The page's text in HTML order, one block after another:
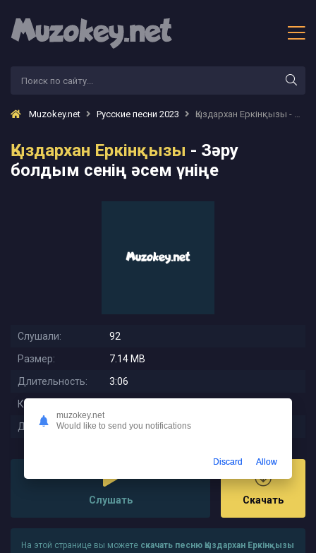
Muzokey.net Русские песни 2023 Қыздархан Еркінқызы - Зәру болдым сенің әсем үніңе
Қыздархан Еркінқызы - Зәру
болдым сенің әсем үніңе
Слушали:
92
Размер:
7.14 MB
Длительность:
3:06
Качество:
Дата релиза:
2025-09-24 06:57:02
Слушать Скачать
На этой странице вы можете скачать песню Қыздархан Еркінқызы
muzokey.net
Would like to send you notifications
Discard Allow